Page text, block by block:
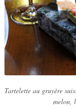
Tartelette au gruyère
melon,